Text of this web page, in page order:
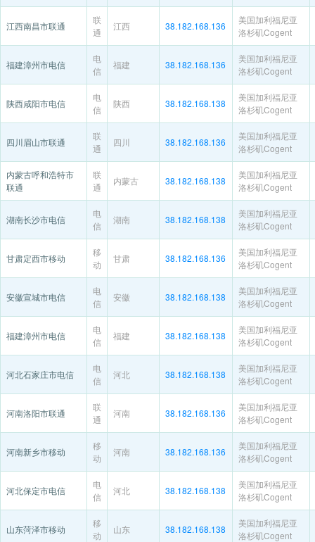
江西南昌市联通
联
通
江西 38.182.168.136
美国加利福尼亚
洛杉矶Cogent
福建漳州市电信
电
信
福建 38.182.168.136
美国加利福尼亚
洛杉矶Cogent
陕西咸阳市电信
电
信
陕西 38.182.168.138
美国加利福尼亚
洛杉矶Cogent
四川眉山市联通
联
通
四川 38.182.168.136
美国加利福尼亚
洛杉矶Cogent
内蒙古呼和浩特市
联通
联
通
内蒙古 38.182.168.138
美国加利福尼亚
洛杉矶Cogent
湖南长沙市电信
电
信
湖南 38.182.168.138
美国加利福尼亚
洛杉矶Cogent
甘肃定西市移动
移
动
甘肃 38.182.168.136
美国加利福尼亚
洛杉矶Cogent
安徽宣城市电信
电
信
安徽 38.182.168.138
美国加利福尼亚
洛杉矶Cogent
福建漳州市电信
电
信
福建 38.182.168.138
美国加利福尼亚
洛杉矶Cogent
河北石家庄市电信
电
信
河北 38.182.168.138
美国加利福尼亚
洛杉矶Cogent
河南洛阳市联通
联
通
河南 38.182.168.136
美国加利福尼亚
洛杉矶Cogent
河南新乡市移动
移
动
河南 38.182.168.136
美国加利福尼亚
洛杉矶Cogent
河北保定市电信
电
信
河北 38.182.168.138
美国加利福尼亚
洛杉矶Cogent
山东菏泽市移动
移
动
山东 38.182.168.138
美国加利福尼亚
洛杉矶Cogent